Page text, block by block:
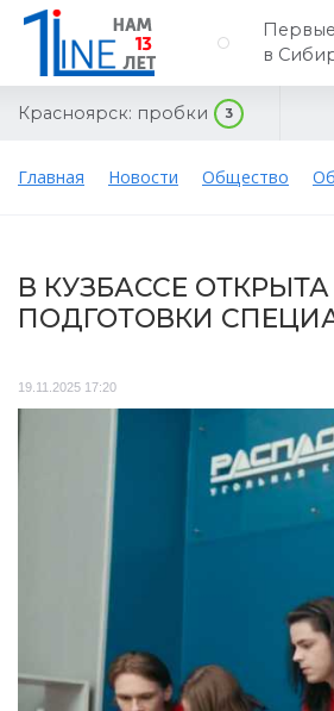
в
Красноярск: пробки 3
Главная Новости Общество
В КУЗБАССЕ
ПОДГОТОВКИ
19.11.2025 17:20